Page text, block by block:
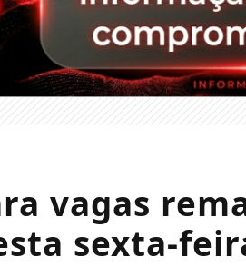
vagas
sexta-